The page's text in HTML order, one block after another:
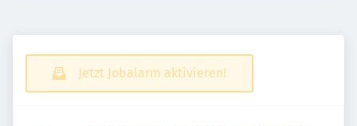
Jetzt Jobalarm aktivieren!